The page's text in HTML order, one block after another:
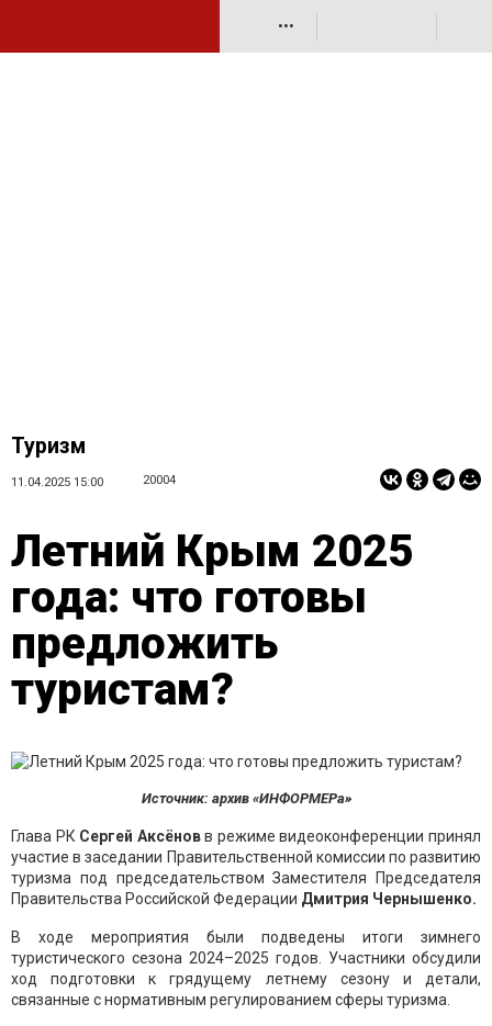
•••
Туризм
11.04.2025 15:00 20004
Летний Крым 2025
года: что готовы
предложить
туристам?
Источник: архив «ИНФОРМЕРа»
Глава РК Сергей Аксёновв режиме видеоконференции принял
участие в заседании Правительственной комиссии по развитию
туризма под председательством Заместителя Председателя
Правительства Российской Федерации Дмитрия Чернышенко.
В ходе мероприятия были подведены итоги зимнего
туристического сезона 2024–2025 годов. Участники обсудили
ход подготовки к грядущему летнему сезону и детали,
связанные с нормативным регулированием сферы туризма.